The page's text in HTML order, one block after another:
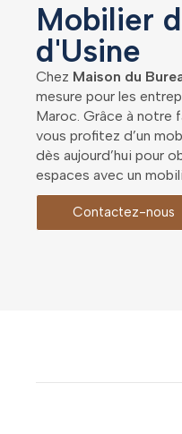
Mobilier
d'Usine
Chez Maison du
mesure pour les
Maroc. Grâce à notre
vous profitez d’un
dès aujourd’hui pour
espaces avec un
Contactez-nous